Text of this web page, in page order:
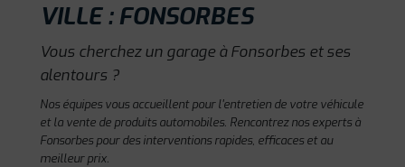
VILLE : FONSORBES
Vous cherchez un garage à Fonsorbes et ses
alentours ?
Nos équipes vous accueillent pour l'entretien de votre véhicule
et la vente de produits automobiles. Rencontrez nos experts à
Fonsorbes pour des interventions rapides, efficaces et au
meilleur prix.